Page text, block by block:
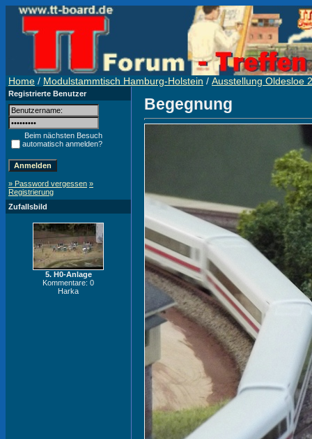
Home / Modulstammtisch Hamburg-Holstein / Ausstellung Oldesloe
Registrierte Benutzer
Beim nächsten Besuch
automatisch anmelden?
» Password vergessen »
Registrierung
Zufallsbild
5. H0-Anlage
Kommentare: 0
Harka
Begegnung